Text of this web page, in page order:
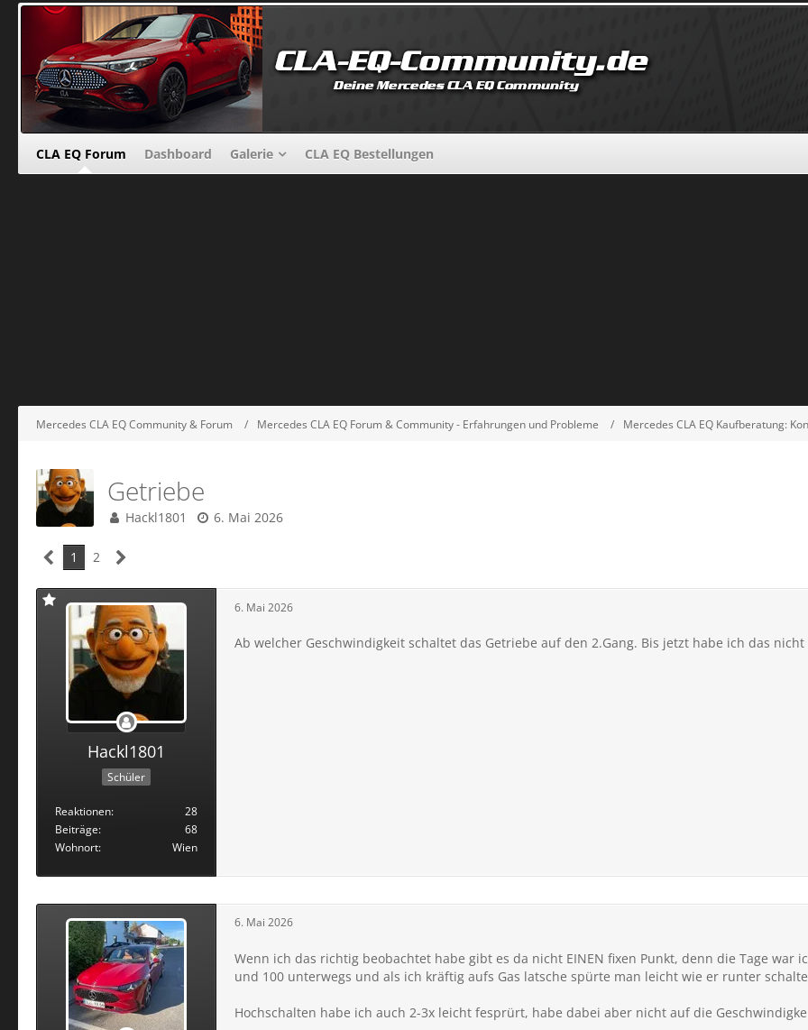
CLA EQ Forum Dashboard Galerie CLA EQ Bestellungen
Mercedes CLA EQ Community & Forum Mercedes CLA EQ Forum & Community - Erfahrungen und Probleme Mercedes CLA EQ Kaufberatung:
Getriebe
Hackl1801 6. Mai 2026
1 2
Hackl1801
Schüler
Reaktionen
28
Beiträge
68
Wohnort
Wien
6. Mai 2026
Ab welcher Geschwindigkeit schaltet das Getriebe auf den 2.Gang. Bis jetzt habe ich das
6. Mai 2026
Wenn ich das richtig beobachtet habe gibt es da nicht EINEN fixen Punkt, denn die Tage war
und 100 unterwegs und als ich kräftig aufs Gas latsche spürte man leicht wie er runter
Hochschalten habe ich auch 2-3x leicht fesprürt, habe dabei aber nicht auf die